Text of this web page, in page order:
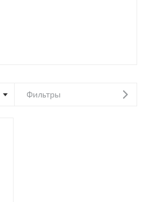
Фильтры